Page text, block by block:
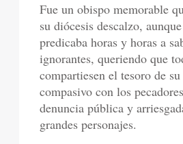
Fue un obispo memorable
su diócesis descalzo,
predicaba horas y horas a
ignorantes, queriendo que
compartiesen el tesoro de su
compasivo con los
denuncia pública y
grandes personajes.